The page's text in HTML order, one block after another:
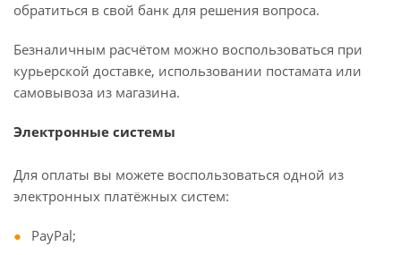
обратиться в свой банк для решения вопроса.
Безналичным расчётом можно воспользоваться при
курьерской доставке, использовании постамата или
самовывоза из магазина.
Электронные системы
Для оплаты вы можете воспользоваться одной из
электронных платёжных систем:
PayPal;